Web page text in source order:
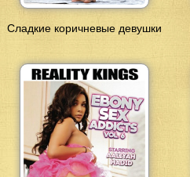
Сладкие коричневые девушки